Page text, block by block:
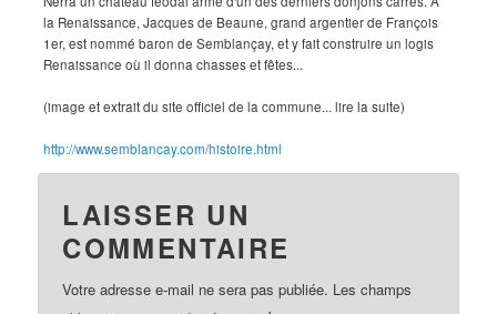
la Renaissance, Jacques de Beaune, grand argentier de François
1er, est nommé baron de Semblançay, et y fait construire un logis
Renaissance où il donna chasses et fêtes...
(image et extrait du site officiel de la commune... lire la suite)
http://www.semblancay.com/histoire.html
LAISSER UN
COMMENTAIRE
Votre adresse e-mail ne sera pas publiée. Les champs